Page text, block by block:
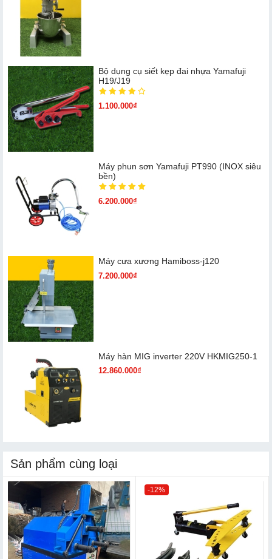
Bộ dụng cụ siết kẹp đai nhựa Yamafuji
H19/J19
1.100.000₫
Máy phun sơn Yamafuji PT990 (INOX siêu
bền)
6.200.000₫
Máy cưa xương Hamiboss-j120
7.200.000₫
Máy hàn MIG inverter 220V HKMIG250-1
12.860.000₫
Sản phẩm cùng loại
-12%